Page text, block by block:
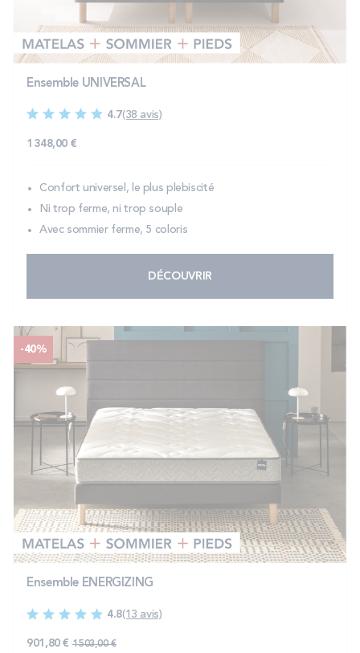
Technologie bultex
Nos engagements
Storelocator
ContactMon compte
Ensemble UNIVERSAL
4.7(38 avis)
1 348,00 €
Confort universel, le plus plebiscité
Ni trop ferme, ni trop souple
Avec sommier ferme, 5 coloris
DÉCOUVRIR
-40%
Ensemble ENERGIZING
4.8(13 avis)
901,80 € 1 503,00 €